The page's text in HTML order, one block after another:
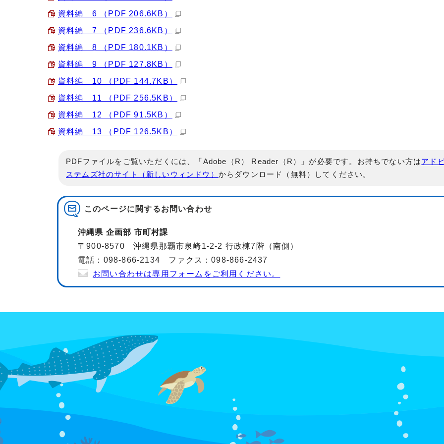
資料編 6 （PDF 206.6KB）
資料編 7 （PDF 236.6KB）
資料編 8 （PDF 180.1KB）
資料編 9 （PDF 127.8KB）
資料編 10 （PDF 144.7KB）
資料編 11 （PDF 256.5KB）
資料編 12 （PDF 91.5KB）
資料編 13 （PDF 126.5KB）
PDFファイルをご覧いただくには、「Adobe（R） Reader（R）」が必要です。お持ちでない方はアド
ステムズ社のサイト（新しいウィンドウ） からダウンロード（無料）してください。
このページに関するお問い合わせ
沖縄県 企画部 市町村課
〒900-8570 沖縄県那覇市泉崎1-2-2 行政棟7階（南側）
電話：098-866-2134 ファクス：098-866-2437
お問い合わせは専用フォームをご利用ください。